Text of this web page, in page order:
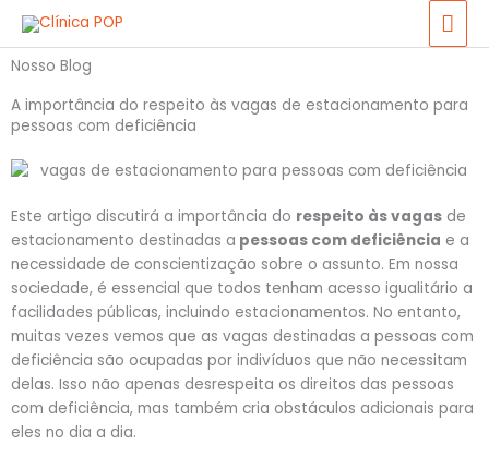
para
Nosso Blog
A importância do respeito às vagas de estacionamento para
pessoas com deficiência
Este artigo discutirá a importância do respeito às vagas de
estacionamento destinadas a pessoas com deficiência e a
necessidade de conscientização sobre o assunto. Em nossa
sociedade, é essencial que todos tenham acesso igualitário a
facilidades públicas, incluindo estacionamentos. No entanto,
muitas vezes vemos que as vagas destinadas a pessoas com
deficiência são ocupadas por indivíduos que não necessitam
delas. Isso não apenas desrespeita os direitos das pessoas
com deficiência, mas também cria obstáculos adicionais para
eles no dia a dia.